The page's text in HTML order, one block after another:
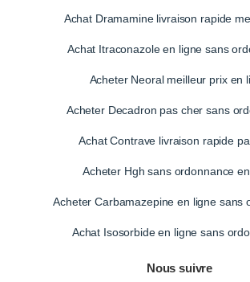
Achat Dramamine livraison rapide
Achat Itraconazole en ligne sans
Acheter Neoral meilleur prix en
Acheter Decadron pas cher sans
Achat Contrave livraison rapide
Acheter Hgh sans ordonnance
Acheter Carbamazepine en ligne sans
Achat Isosorbide en ligne sans
Nous suivre